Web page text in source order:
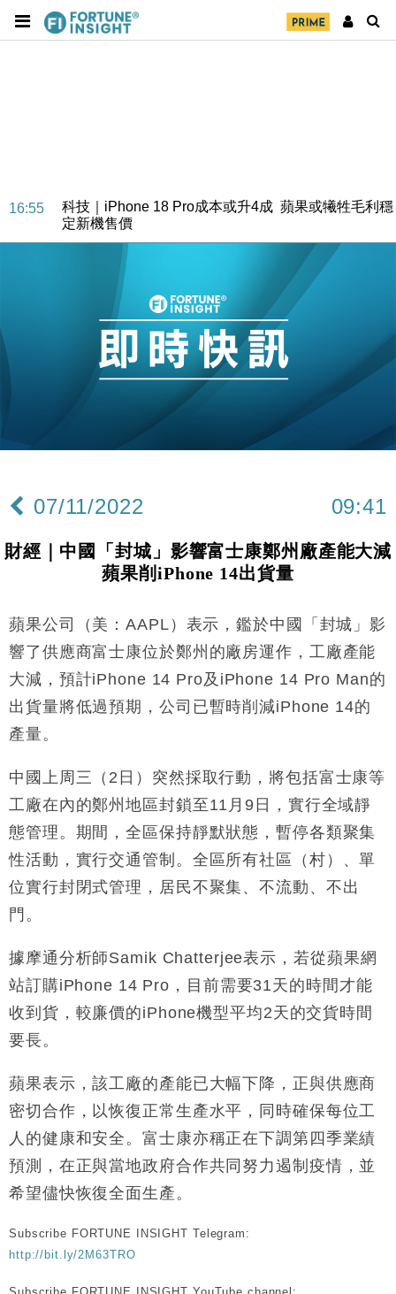
16:55
科技｜iPhone 18 Pro成本或升4成 蘋果或犧牲毛利穩
定新機售價
本地｜香港迪拜下月10日合辦氣候金融會議
財經｜大摩削老鋪黃金目標價至505元 惟維持「增
本地｜華嫂冰室太子店涉提供失實資料 遭禁申請輸入
勞工一年
12:11
中國｜強颱風「白海豚」殘渦北上 上海取消逾900班
財經｜華僑銀行上半年淨利創新高 中期息增15%至
16:47
本地｜假冒內地執法人員要求交「保證金」 43歲女子
16:05
財經｜日經失守6.5萬點後回穩 全周仍升近2%
16:55
科技｜iPhone 18 Pro成本或升4成 蘋果或犧牲毛利穩
14:49
13:49
本地｜華嫂冰室太子店涉提供失實資料 遭禁申請輸入
勞工一年
12:11
中國｜強颱風「白海豚」殘渦北上 上海取消逾900班
機
18:31
財經｜華僑銀行上半年淨利創新高 中期息增15%至
47仙
17:33
16:47
本地｜假冒內地執法人員要求交「保證金」 43歲女子
16:05
財經｜日經失守6.5萬點後回穩 全周仍升近2%
07/11/2022 09:41
財經｜中國「封城」影響富士康鄭州廠產能大減
蘋果削iPhone 14出貨量
蘋果公司（美：AAPL）表示，鑑於中國「封城」影
響了供應商富士康位於鄭州的廠房運作，工廠產能
大減，預計iPhone 14 Pro及iPhone 14 Pro Man的
出貨量將低過預期，公司已暫時削減iPhone 14的
產量。
中國上周三（2日）突然採取行動，將包括富士康等
工廠在內的鄭州地區封鎖至11月9日，實行全域靜
態管理。期間，全區保持靜默狀態，暫停各類聚集
性活動，實行交通管制。全區所有社區（村）、單
位實行封閉式管理，居民不聚集、不流動、不出
門。
據摩通分析師Samik Chatterjee表示，若從蘋果網
站訂購iPhone 14 Pro，目前需要31天的時間才能
收到貨，較廉價的iPhone機型平均2天的交貨時間
要長。
蘋果表示，該工廠的產能已大幅下降，正與供應商
密切合作，以恢復正常生產水平，同時確保每位工
人的健康和安全。富士康亦稱正在下調第四季業績
預測，在正與當地政府合作共同努力遏制疫情，並
希望儘快恢復全面生產。
Subscribe FORTUNE INSIGHT Telegram:
http://bit.ly/2M63TRO